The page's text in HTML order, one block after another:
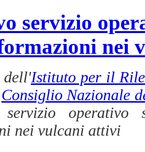
servizio
nei
dell'Istituto per il
Consiglio Nazionale
operativo
nei vulcani attivi